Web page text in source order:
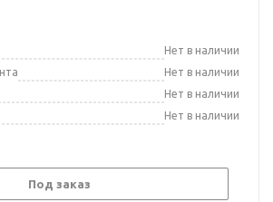
Нет в наличии
Нет в наличии
Нет в наличии
Нет в наличии
Под заказ